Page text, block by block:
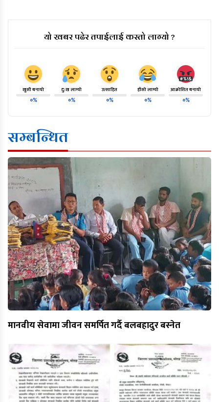
यो खबर पढेर तपाईलाई कस्तो लाग्यो ?
खुसी बनायो
०%
दु:ख लाग्यो
०%
उत्साहित
०%
हाँसो लाग्यो
०%
आक्रोशित बनायो
०%
सम्बन्धित
मानवीय सेवामा जीवन समर्पित गर्दै बलबहादुर बस्नेत